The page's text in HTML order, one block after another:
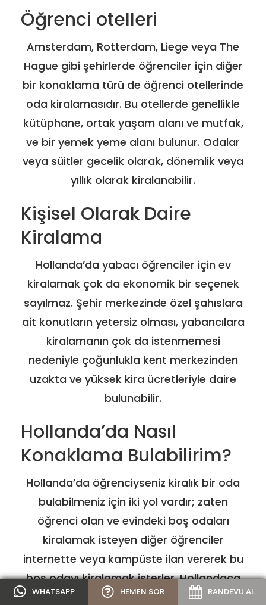
Öğrenci otelleri
Amsterdam, Rotterdam, Liege veya The
Hague gibi şehirlerde öğrenciler için diğer
bir konaklama türü de öğrenci otellerinde
oda kiralamasıdır. Bu otellerde genellikle
kütüphane, ortak yaşam alanı ve mutfak,
ve bir yemek yeme alanı bulunur. Odalar
veya süitler gecelik olarak, dönemlik veya
yıllık olarak kiralanabilir.
Kişisel Olarak Daire
Kiralama
Hollanda’da yabacı öğrenciler için ev
kiralamak çok da ekonomik bir seçenek
sayılmaz. Şehir merkezinde özel şahıslara
ait konutların yetersiz olması, yabancılara
kiralamanın çok da istenmemesi
nedeniyle çoğunlukla kent merkezinden
uzakta ve yüksek kira ücretleriyle daire
bulunabilir.
Hollanda’da Nasıl
Konaklama Bulabilirim?
Hollanda’da öğrenciyseniz kiralık bir oda
bulabilmeniz için iki yol vardır; zaten
öğrenci olan ve evindeki boş odaları
kiralamak isteyen diğer öğrenciler
internette veya kampüste ilan vererek bu
boş odayı kiralamak isterler. Hollandaca
bilmeseniz de İngilizcenizle bu ilanlardan
WHATSAPP HEMEN SOR RANDEVU AL